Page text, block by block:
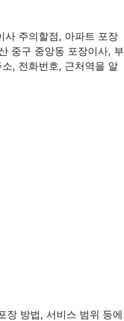
사 주의할점, 아파트 포장
중구 중앙동 포장이사, 부
, 전화번호, 근처역을 알
장 방법, 서비스 범위 등에